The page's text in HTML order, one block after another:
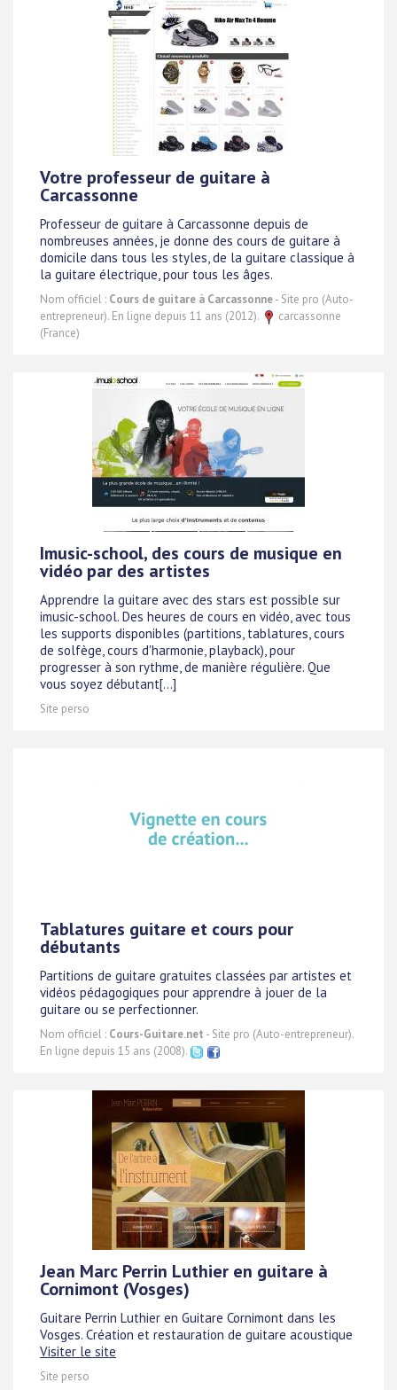
Votre professeur de guitare à
Carcassonne
Professeur de guitare à Carcassonne depuis de
nombreuses années, je donne des cours de guitare à
domicile dans tous les styles, de la guitare classique à
la guitare électrique, pour tous les âges.
Nom officiel : Cours de guitare à Carcassonne- Site pro (Auto-
entrepreneur). En ligne depuis 11 ans (2012).
carcassonne
(France)
Imusic-school, des cours de musique en
vidéo par des artistes
Apprendre la guitare avec des stars est possible sur
imusic-school. Des heures de cours en vidéo, avec tous
les supports disponibles (partitions, tablatures, cours
de solfège, cours d'harmonie, playback), pour
progresser à son rythme, de manière régulière. Que
vous soyez débutant[...]
Site perso
Tablatures guitare et cours pour
débutants
Partitions de guitare gratuites classées par artistes et
vidéos pédagogiques pour apprendre à jouer de la
guitare ou se perfectionner.
Nom officiel : Cours-Guitare.net - Site pro (Auto-entrepreneur).
En ligne depuis 15 ans (2008).
Jean Marc Perrin Luthier en guitare à
Cornimont (Vosges)
Guitare Perrin Luthier en Guitare Cornimont dans les
Vosges. Création et restauration de guitare acoustique
Visiter le site
Site perso